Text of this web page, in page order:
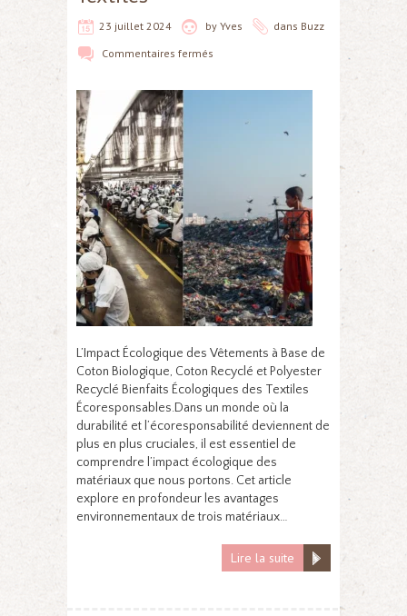
23 juillet 2024 by Yves dans Buzz
Commentaires fermés
L’Impact Écologique des Vêtements à Base de
Coton Biologique, Coton Recyclé et Polyester
Recyclé Bienfaits Écologiques des Textiles
Écoresponsables.Dans un monde où la
durabilité et l’écoresponsabilité deviennent de
plus en plus cruciales, il est essentiel de
comprendre l’impact écologique des
matériaux que nous portons. Cet article
explore en profondeur les avantages
environnementaux de trois matériaux…
Lire la suite